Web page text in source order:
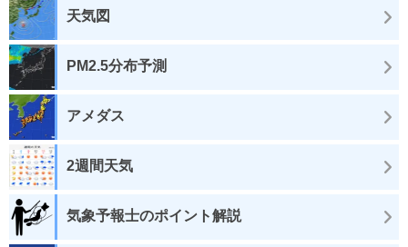
天気図
PM2.5分布予測
アメダス
2週間天気
気象予報士のポイント解説